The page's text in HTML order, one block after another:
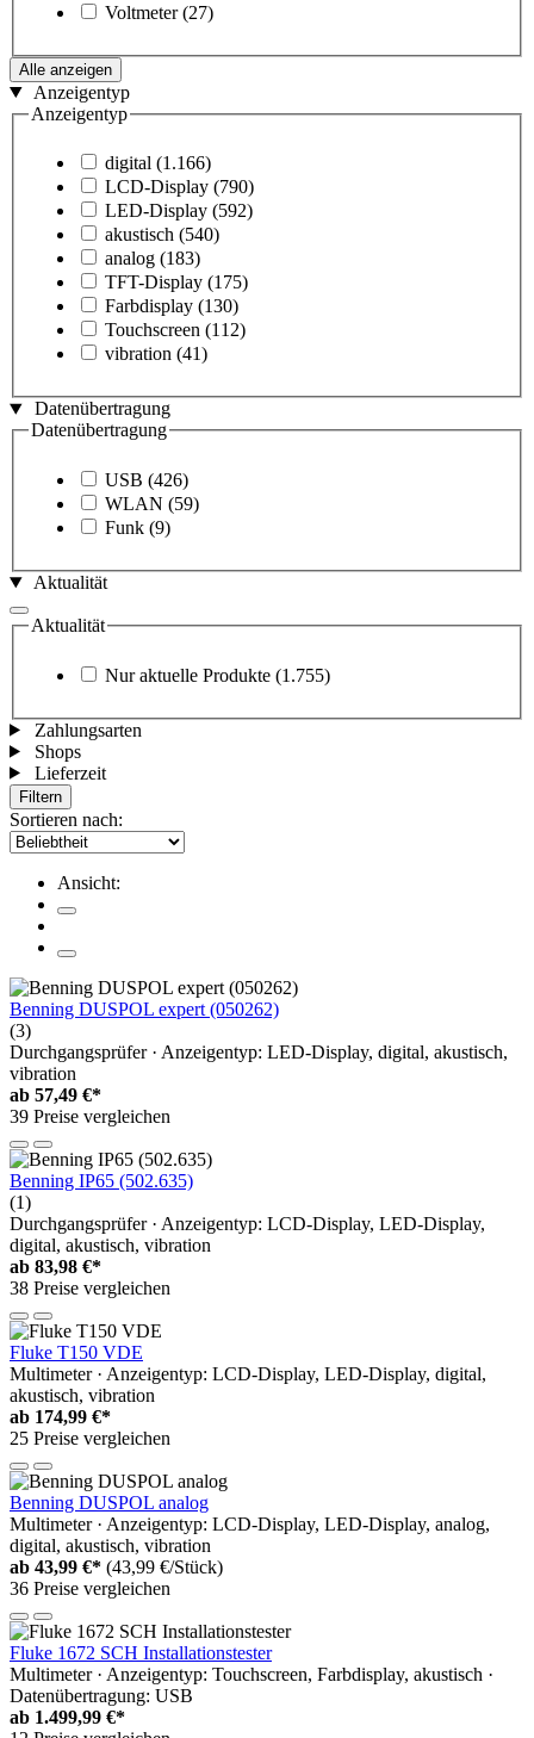
Voltmeter (27)
Alle anzeigen
Anzeigentyp
Anzeigentyp
digital (1.166)
LCD-Display (790)
LED-Display (592)
akustisch (540)
analog (183)
TFT-Display (175)
Farbdisplay (130)
Touchscreen (112)
vibration (41)
Datenübertragung
Datenübertragung
USB (426)
WLAN (59)
Funk (9)
Aktualität
Aktualität
Nur aktuelle Produkte (1.755)
Zahlungsarten
Shops
Lieferzeit
Filtern
Sortieren nach:
Ansicht:
Benning DUSPOL expert (050262)
(3)
Durchgangsprüfer · Anzeigentyp: LED-Display, digital, akustisch,
vibration
ab 57,49 €*
39 Preise vergleichen
Benning IP65 (502.635)
(1)
Durchgangsprüfer · Anzeigentyp: LCD-Display, LED-Display,
digital, akustisch, vibration
ab 83,98 €*
38 Preise vergleichen
Fluke T150 VDE
Multimeter · Anzeigentyp: LCD-Display, LED-Display, digital,
akustisch, vibration
ab 174,99 €*
25 Preise vergleichen
Benning DUSPOL analog
Multimeter · Anzeigentyp: LCD-Display, LED-Display, analog,
digital, akustisch, vibration
ab 43,99 €* (43,99 €/Stück)
36 Preise vergleichen
Fluke 1672 SCH Installationstester
Multimeter · Anzeigentyp: Touchscreen, Farbdisplay, akustisch ·
Datenübertragung: USB
ab 1.499,99 €*